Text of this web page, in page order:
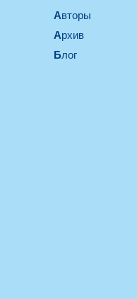
Авторы
Архив
Блог